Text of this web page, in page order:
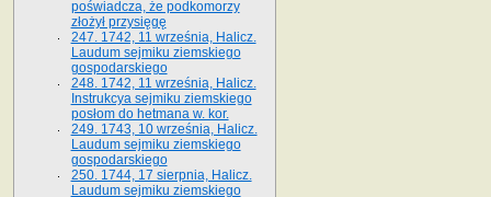
poświadcza, że podkomorzy
złożył przysięgę
247. 1742, 11 września, Halicz.
Laudum sejmiku ziemskiego
gospodarskiego
248. 1742, 11 września, Halicz.
Instrukcya sejmiku ziemskiego
posłom do hetmana w. kor.
249. 1743, 10 września, Halicz.
Laudum sejmiku ziemskiego
gospodarskiego
250. 1744, 17 sierpnia, Halicz.
Laudum sejmiku ziemskiego